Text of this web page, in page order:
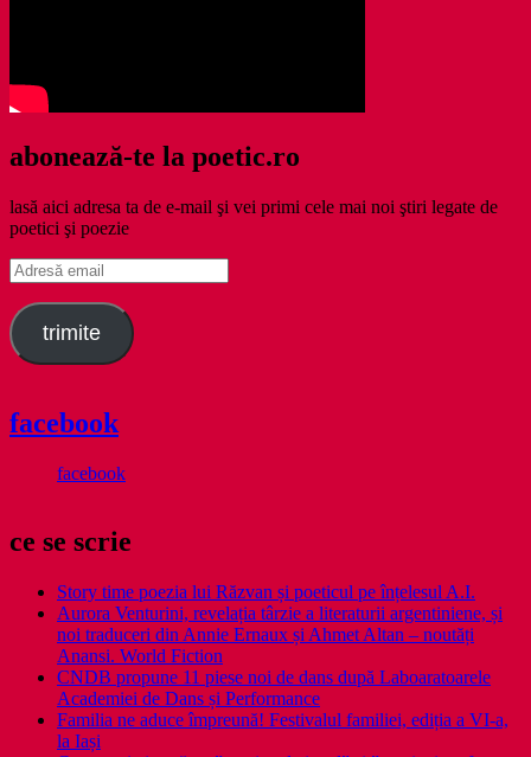
abonează-te la poetic.ro
lasă aici adresa ta de e-mail şi vei primi cele mai noi ştiri legate de
poetici şi poezie
Adresă
email
trimite
facebook
facebook
ce se scrie
Story time poezia lui Răzvan și poeticul pe înțelesul A.I.
Aurora Venturini, revelația târzie a literaturii argentiniene, și
noi traduceri din Annie Ernaux și Ahmet Altan – noutăți
Anansi. World Fiction
CNDB propune 11 piese noi de dans după Laboaratoarele
Academiei de Dans și Performance
Familia ne aduce împreună! Festivalul familiei, ediția a VI-a,
la Iași